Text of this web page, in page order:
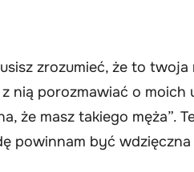
zrozumieć, że to
nią porozmawiać o
że masz takiego męża”.
powinnam być